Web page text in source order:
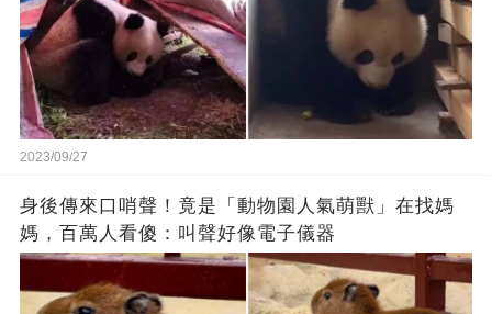
2023/09/27
身後傳來口哨聲！竟是「動物園人氣萌獸」在找媽
媽，百萬人看傻：叫聲好像電子儀器